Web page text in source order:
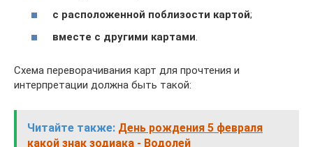
с расположенной поблизости картой;
вместе с другими картами
Схема переворачивания карт для прочтения и
интерпретации должна быть такой:
Читайте также: День рождения 5 февраля
какой знак зодиака - Водолей